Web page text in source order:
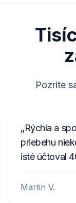
Pozrite
Rýchla a
priebehu
isté účtoval
Martin V.